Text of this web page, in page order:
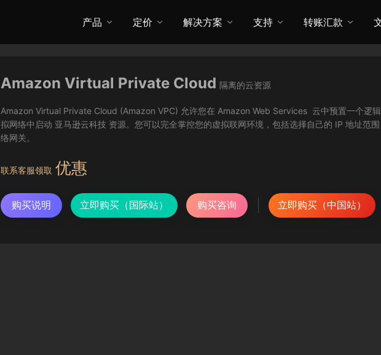
产品 定价 解决方案 支持 转账汇款
Amazon Virtual Private Cloud 隔离的云资源
Amazon Virtual Private Cloud (Amazon VPC) 允许您在 Amazon Web Services 云中预置一个逻
拟网络中启动 亚马逊云科技 资源。您可以完全掌控您的虚拟联网环境，包括选择自己的 IP 地址范
络网关。
联系客服领取 优惠
购买说明 立即购买（国际站） 购买咨询 立即购买（中国站）